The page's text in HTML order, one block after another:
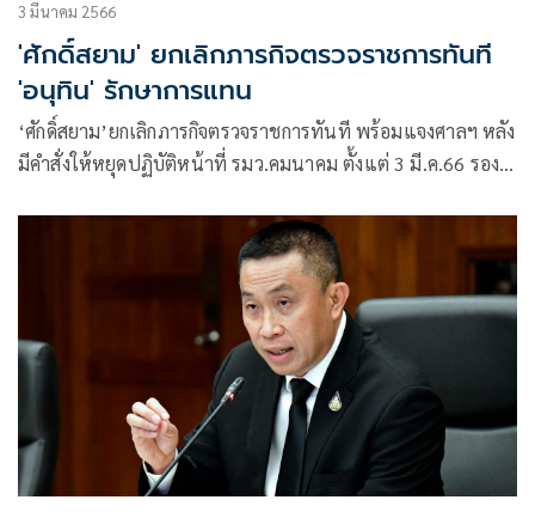
3 มีนาคม 2566
'ศักดิ์สยาม' ยกเลิกภารกิจตรวจราชการทันที
'อนุทิน' รักษาการแทน
‘ศักดิ์สยาม’ยกเลิกภารกิจตรวจราชการทันที พร้อมแจงศาลฯ หลัง
มีคำสั่งให้หยุดปฏิบัติหน้าที่ รมว.คมนาคม ตั้งแต่ 3 มี.ค.66 รอง